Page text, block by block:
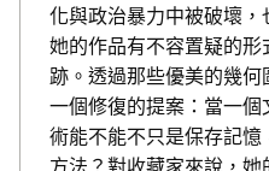
化與政治暴力中被破壞，
她的作品有不容置疑的
跡。透過那些優美的幾何
一個修復的提案：當一
術能不能不只是保存記